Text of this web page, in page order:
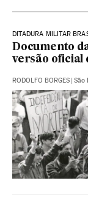
DITADURA MILITAR
Documento
versão oficial
RODOLFO BORGES São